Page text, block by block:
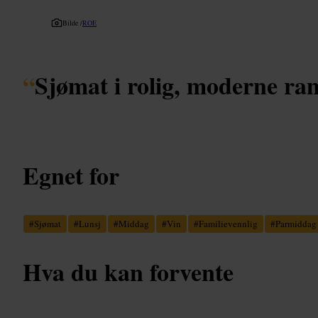
Bilde /ROE
“Sjømat i rolig, moderne
Egnet for
#Sjømat #Lunsj #Middag #Vin #Familievennlig #Parmiddag
Hva du kan forvente